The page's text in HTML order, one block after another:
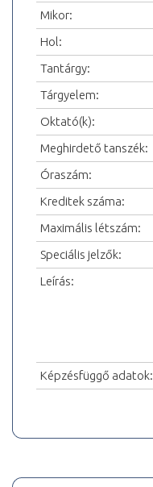
Mikor:
Hol:
Tantárgy:
Tárgyelem:
Oktató(k):
Meghirdető tanszék:
Óraszám:
Kreditek száma:
Maximális létszám:
Speciális jelzők:
Leírás:
Képzésfüggő adatok: